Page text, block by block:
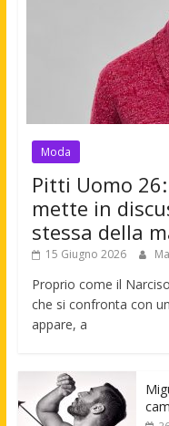
Moda
Pitti Uomo
mette in
stessa della
15 Giugno 2026
Proprio come il
che si confronta con
appare, a